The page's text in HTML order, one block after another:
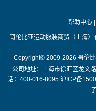
帮助中心
哥伦比亚运动服装商贸（上海
Copyright© 2009-2026 哥伦
公司地址：上海市徐汇区龙文
话：400-016-8095 沪ICP备